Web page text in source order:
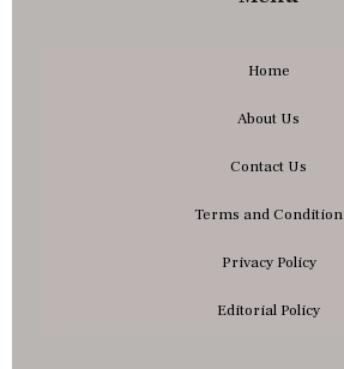
Home
About Us
Contact Us
Terms and Condition
Privacy Policy
Editorial Policy